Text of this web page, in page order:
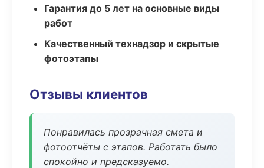
Гарантия до 5 лет на основные виды
работ
Качественный технадзор и скрытые
фотоэтапы
Отзывы клиентов
Понравилась прозрачная смета и
фотоотчёты с этапов. Работать было
спокойно и предсказуемо.